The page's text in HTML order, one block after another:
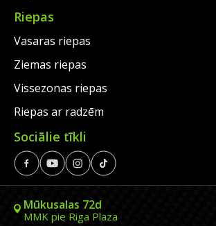
Riepas
Vasaras riepas
Ziemas riepas
Vissezonas riepas
Riepas ar radzēm
Sociālie tīkli
Mūkusalas 72d
MMK pie Riga Plaza